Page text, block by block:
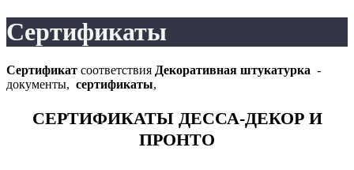
Сертификаты
Сертификат соответствия Декоративная штукатурка -
документы, сертификаты,
СЕРТИФИКАТЫ ДЕССА-ДЕКОР И
ПРОНТО